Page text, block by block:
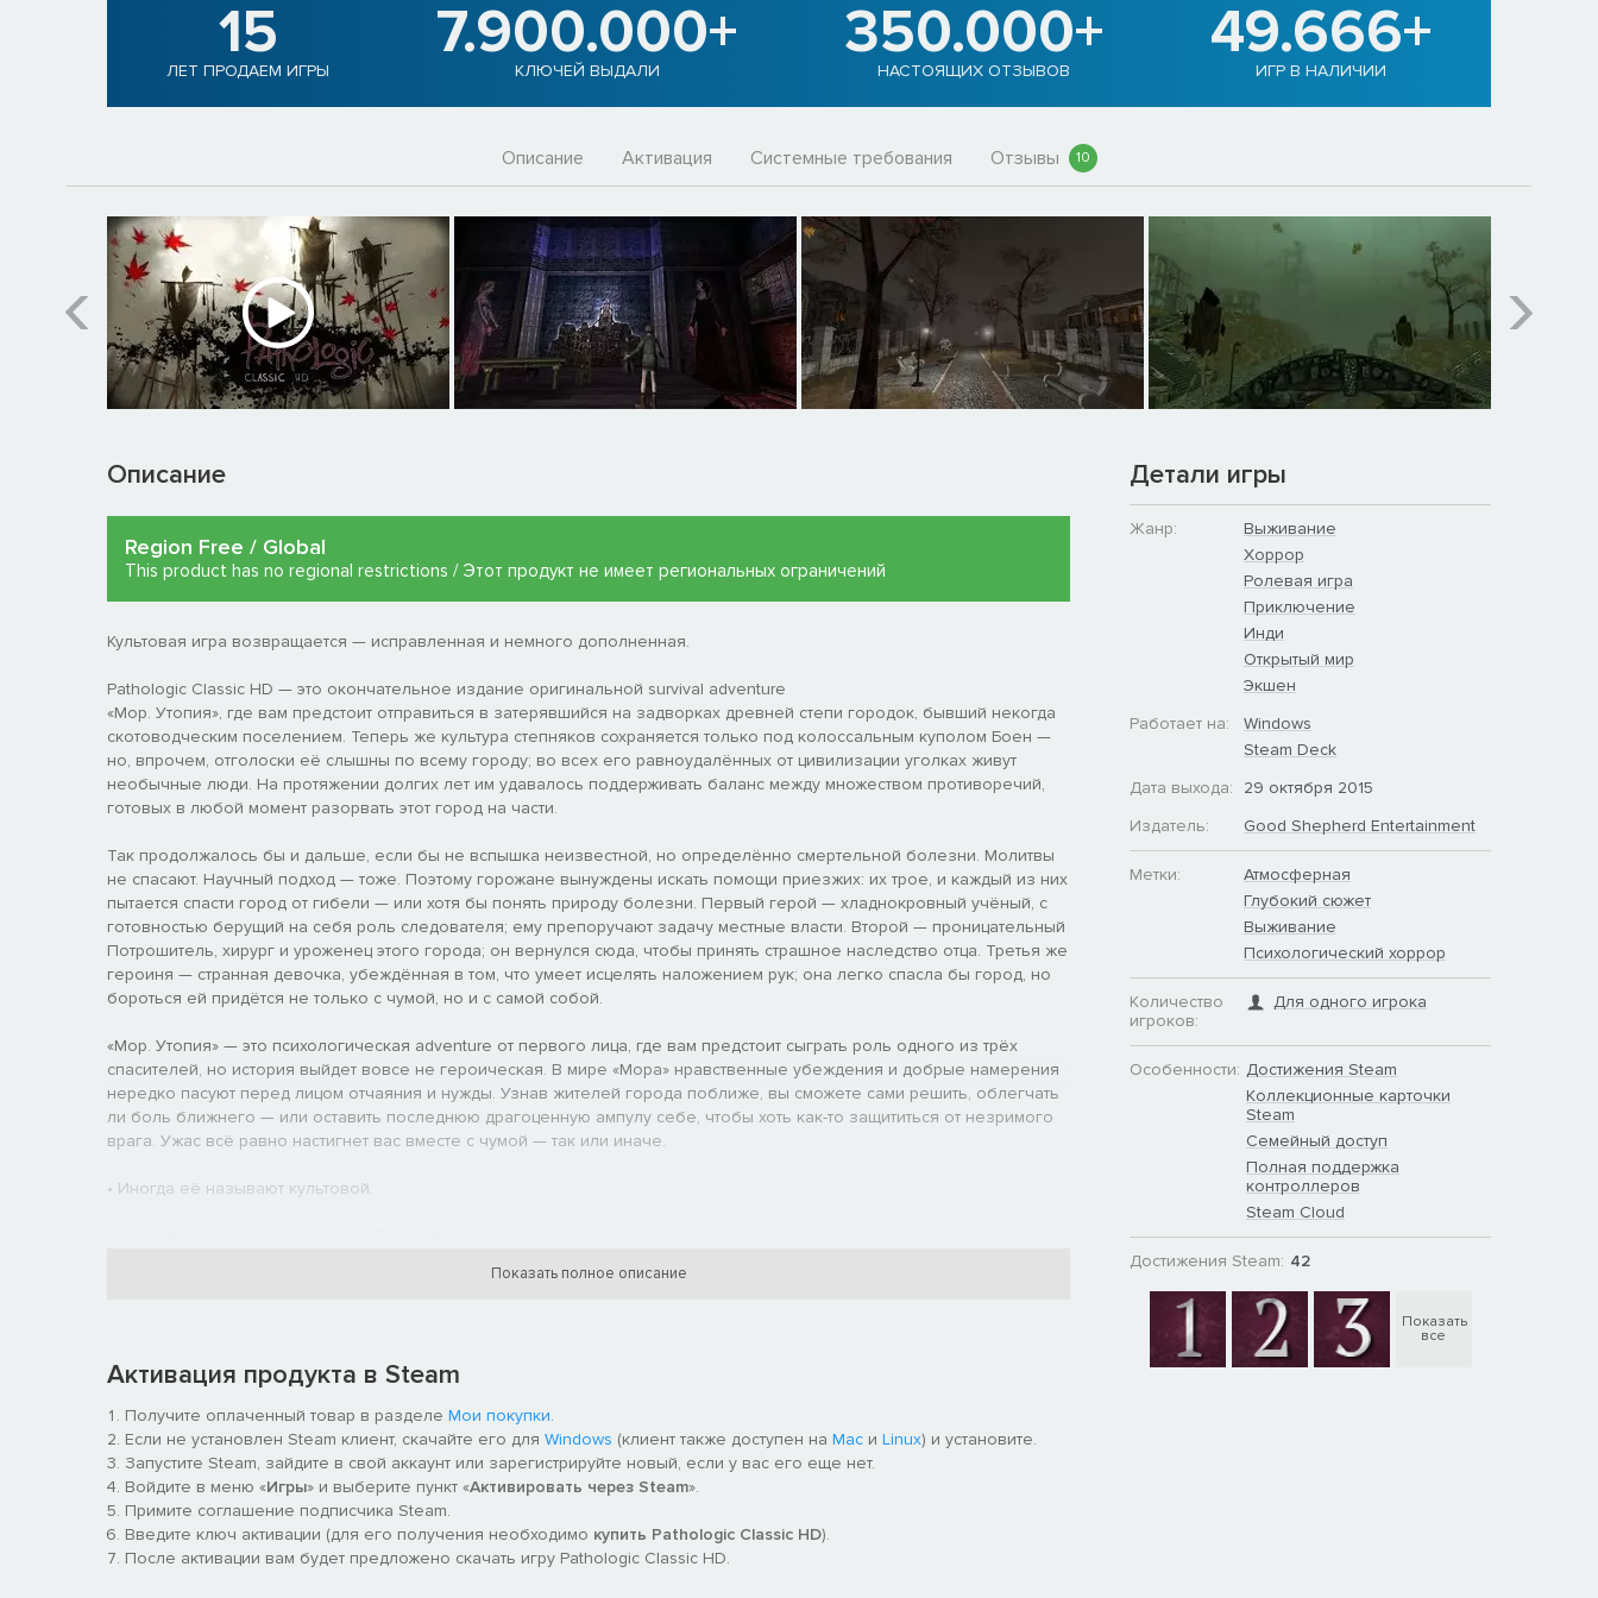
15
ЛЕТ ПРОДАЕМ ИГРЫ
7.900.000+
КЛЮЧЕЙ ВЫДАЛИ
350.000+
НАСТОЯЩИХ ОТЗЫВОВ
49.666+
ИГР В НАЛИЧИИ
Описание Активация Системные требования Отзывы 10
Описание
Region Free / Global
This product has no regional restrictions / Этот продукт не имеет региональных ограничений
Культовая игра возвращается — исправленная и немного дополненная.
Pathologic Classic HD — это окончательное издание оригинальной survival adventure
«Мор. Утопия», где вам предстоит отправиться в затерявшийся на задворках древней степи городок, бывший некогда
скотоводческим поселением. Теперь же культура степняков сохраняется только под колоссальным куполом Боен —
но, впрочем, отголоски её слышны по всему городу; во всех его равноудалённых от цивилизации уголках живут
необычные люди. На протяжении долгих лет им удавалось поддерживать баланс между множеством противоречий,
готовых в любой момент разорвать этот город на части.
Так продолжалось бы и дальше, если бы не вспышка неизвестной, но определённо смертельной болезни. Молитвы
не спасают. Научный подход — тоже. Поэтому горожане вынуждены искать помощи приезжих: их трое, и каждый из них
пытается спасти город от гибели — или хотя бы понять природу болезни. Первый герой — хладнокровный учёный, с
готовностью берущий на себя роль следователя; ему препоручают задачу местные власти. Второй — проницательный
Потрошитель, хирург и уроженец этого города; он вернулся сюда, чтобы принять страшное наследство отца. Третья же
героиня — странная девочка, убеждённая в том, что умеет исцелять наложением рук; она легко спасла бы город, но
бороться ей придётся не только с чумой, но и с самой собой.
«Мор. Утопия» — это психологическая adventure от первого лица, где вам предстоит сыграть роль одного из трёх
спасителей, но история выйдет вовсе не героическая. В мире «Мора» нравственные убеждения и добрые намерения
нередко пасуют перед лицом отчаяния и нужды. Узнав жителей города поближе, вы сможете сами решить, облегчать
ли боль ближнего — или оставить последнюю драгоценную ампулу себе, чтобы хоть как-то защититься от незримого
врага. Ужас всё равно настигнет вас вместе с чумой — так или иначе.
• Иногда её называют культовой.
• Три героя — три уникальных сюжета. Истории Бакалавра, Гаруспика и Самозванки взаимосвязаны, но каждая из них
• Сюжет игры высоко оценён критиками; его нередко называют наиболее примечательным аспектом «Мора». Это не
просто история умирающего города, но ещё и хитросплетённый идеологический конфликт множества героев и
сообществ, у каждого из которых свои представления о том, как правильно жить, умирать и творить чудеса.
• Игра с открытым миром. Цепляться за сюжет, впрочем, необязательно — искусственно навязанных ограничений в
городе нет. С первого же дня его можно исследовать самостоятельно, творя собственную историю.
Показать полное описание
Активация продукта в Steam
Получите оплаченный товар в разделе Мои покупки.
Если не установлен Steam клиент, скачайте его для Windows (клиент также доступен на Mac и Linux) и установите.
Запустите Steam, зайдите в свой аккаунт или зарегистрируйте новый, если у вас его еще нет.
Войдите в меню «Игры» и выберите пункт «Активировать через Steam».
Примите соглашение подписчика Steam.
Введите ключ активации (для его получения необходимо купить Pathologic Classic HD).
После активации вам будет предложено скачать игру Pathologic Classic HD.
Детали игры
Жанр:
Выживание
Хоррор
Ролевая игра
Приключение
Инди
Открытый мир
Экшен
Работает на:
Windows
Steam Deck
Дата выхода:
29 октября 2015
Издатель:
Good Shepherd Entertainment
Метки:
Атмосферная
Глубокий сюжет
Выживание
Психологический хоррор
Количество
игроков:
Для одного игрока
Особенности: Достижения Steam
Коллекционные карточки
Steam
Семейный доступ
Полная поддержка
контроллеров
Steam Cloud
Достижения Steam: 42
Показать
все